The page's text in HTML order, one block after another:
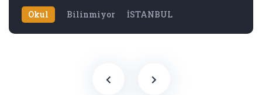
Okul Bilinmiyor İSTANBUL